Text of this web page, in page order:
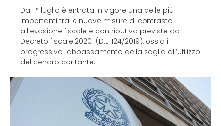
Dal 1° luglio è entrata in vigore una delle più
importanti tra le nuove misure di contrasto
all’evasione fiscale e contributiva previste da
Decreto fiscale 2020 (D.L. 124/2019), ossia il
progressivo abbassamento della soglia all’utilizzo
del denaro contante.